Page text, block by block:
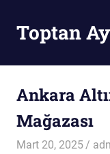
contentToptan
Satışı
Ankara
Mağazası
Mart 20, 2025